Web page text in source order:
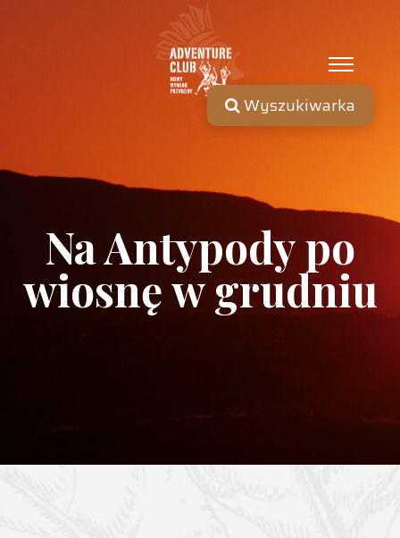
Wyszukiwarka
Na Antypody po
wiosnę w grudniu